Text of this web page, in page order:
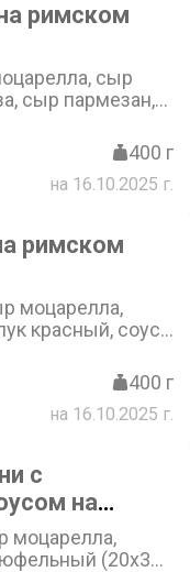
римском
сыр
сыр пармезан,
400 г
на 16.10.2025 г.
римском
моцарелла,
красный, соус
400 г
на 16.10.2025 г.
с
на
моцарелла,
(20х30